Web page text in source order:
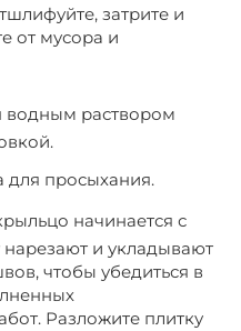
затрите и
от мусора и
водным раствором
для просыхания.
начинается с
нарезают и укладывают
чтобы убедиться в
Разложите плитку